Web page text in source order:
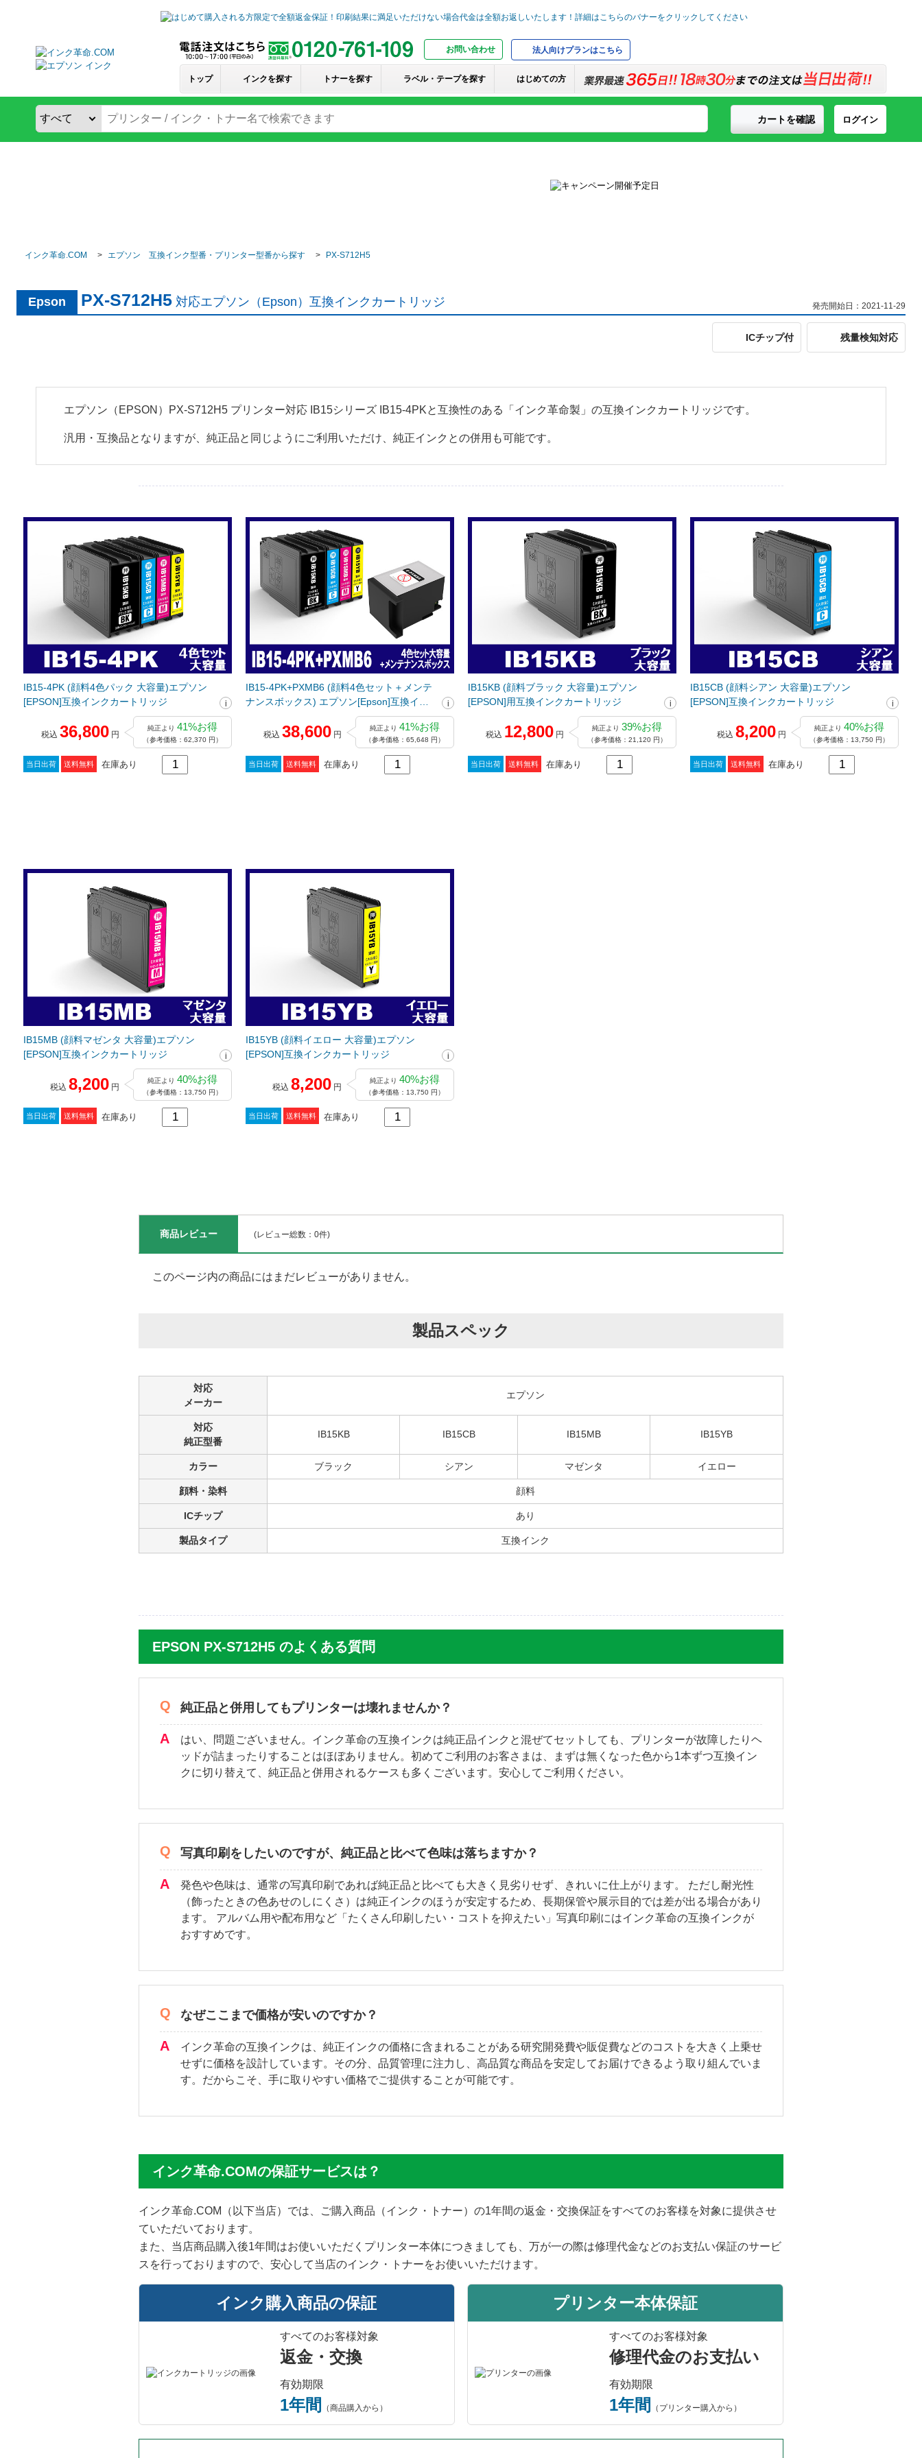
お問い合わせ 法人向けプランはこちら
トップ インクを探す トナーを探す ラベル・テープを探す はじめての方
ログイン
カートを確認
インク革命.COM エプソン 互換インク型番・プリンター型番から探す PX-S712H5
Epson PX-S712H5 対応エプソン（Epson）互換インクカートリッジ 発売開始日：2021-11-29
ICチップ付 残量検知対応
エプソン（EPSON）PX-S712H5 プリンター対応 IB15シリーズ IB15-4PKと互換性のある「インク革命製」の互換インクカートリッジです。
汎用・互換品となりますが、純正品と同じようにご利用いただけ、純正インクとの併用も可能です。
IB15-4PK (顔料4色パック 大容量)エプソン
[EPSON]互換インクカートリッジ
税込 36,800 円
純正より 41%お得
（参考価格：62,370 円）
当日出荷 送料無料 在庫あり
IB15-4PK+PXMB6 (顔料4色セット＋メンテ
ナンスボックス) エプソン[Epson]互換イン
税込 38,600 円
純正より 41%お得
（参考価格：65,648 円）
当日出荷 送料無料 在庫あり
IB15KB (顔料ブラック 大容量)エプソン
[EPSON]用互換インクカートリッジ
税込 12,800 円
純正より 39%お得
（参考価格：21,120 円）
当日出荷 送料無料 在庫あり
IB15CB (顔料シアン 大容量)エプソン
[EPSON]互換インクカートリッジ
税込 8,200 円
純正より 40%お得
（参考価格：13,750 円）
当日出荷 送料無料 在庫あり
IB15MB (顔料マゼンタ 大容量)エプソン
[EPSON]互換インクカートリッジ
税込 8,200 円
純正より 40%お得
（参考価格：13,750 円）
当日出荷 送料無料 在庫あり
IB15YB (顔料イエロー 大容量)エプソン
[EPSON]互換インクカートリッジ
税込 8,200 円
純正より 40%お得
（参考価格：13,750 円）
当日出荷 送料無料 在庫あり
商品レビュー (レビュー総数：0件)
このページ内の商品にはまだレビューがありません。
製品スペック
対応
メーカー
エプソン
対応
純正型番
IB15KB IB15CB IB15MB IB15YB
カラー ブラック シアン マゼンタ イエロー
顔料・染料 顔料
ICチップ あり
製品タイプ 互換インク
EPSON PX-S712H5 のよくある質問
純正品と併用してもプリンターは壊れませんか？
はい、問題ございません。インク革命の互換インクは純正品インクと混ぜてセットしても、プリンターが故障したりヘ
ッドが詰まったりすることはほぼありません。初めてご利用のお客さまは、まずは無くなった色から1本ずつ互換イン
クに切り替えて、純正品と併用されるケースも多くございます。安心してご利用ください。
写真印刷をしたいのですが、純正品と比べて色味は落ちますか？
発色や色味は、通常の写真印刷であれば純正品と比べても大きく見劣りせず、きれいに仕上がります。 ただし耐光性
（飾ったときの色あせのしにくさ）は純正インクのほうが安定するため、長期保管や展示目的では差が出る場合があり
ます。 アルバム用や配布用など「たくさん印刷したい・コストを抑えたい」写真印刷にはインク革命の互換インクが
おすすめです。
なぜここまで価格が安いのですか？
インク革命の互換インクは、純正インクの価格に含まれることがある研究開発費や販促費などのコストを大きく上乗せ
せずに価格を設計しています。その分、品質管理に注力し、高品質な商品を安定してお届けできるよう取り組んでいま
す。だからこそ、手に取りやすい価格でご提供することが可能です。
インク革命.COMの保証サービスは？
インク革命.COM（以下当店）では、ご購入商品（インク・トナー）の1年間の返金・交換保証をすべてのお客様を対象に提供させ
ていただいております。
また、当店商品購入後1年間はお使いいただくプリンター本体につきましても、万が一の際は修理代金などのお支払い保証のサービ
スを行っておりますので、安心して当店のインク・トナーをお使いいただけます。
インク購入商品の保証
すべてのお客様対象
返金・交換
有効期限
1年間 （商品購入から）
プリンター本体保証
すべてのお客様対象
修理代金のお支払い
有効期限
1年間 （プリンター購入から）